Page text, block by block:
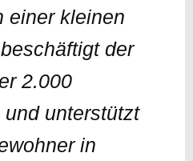
einer kleinen
der
2.000
unterstützt
in